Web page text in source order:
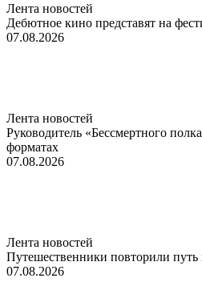
Лента новостей
Дебютное кино представят на
07.08.2026
Лента новостей
Руководитель «Бессмертного
форматах
07.08.2026
Лента новостей
Путешественники повторили путь
07.08.2026